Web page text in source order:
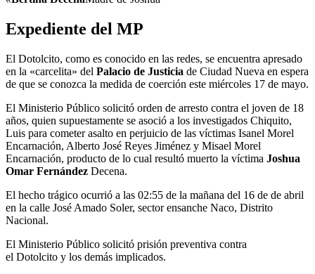
Expediente del MP
El Dotolcito, como es conocido en las redes, se encuentra apresado
en la «carcelita» del Palacio de Justicia de Ciudad Nueva en espera
de que se conozca la medida de coerción este miércoles 17 de mayo.
El Ministerio Público solicitó orden de arresto contra el joven de 18
años, quien supuestamente se asoció a los investigados Chiquito,
Luis para cometer asalto en perjuicio de las víctimas Isanel Morel
Encarnación, Alberto José Reyes Jiménez y Misael Morel
Encarnación, producto de lo cual resultó muerto la víctima Joshua
Omar Fernández Decena.
El hecho trágico ocurrió a las 02:55 de la mañana del 16 de de abril
en la calle José Amado Soler, sector ensanche Naco, Distrito
Nacional.
El Ministerio Público solicitó prisión preventiva contra
el Dotolcito y los demás implicados.